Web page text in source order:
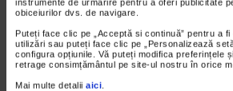
instrumente de urmărire pentru a oferi publicitate
obiceiurilor dvs. de navigare.
Puteți face clic pe „Acceptă si continuă” pentru a
utilizări sau puteți face clic pe „Personalizează
configura opțiunile. Vă puteți modifica preferințele
retrage consimțământul pe site-ul nostru în orice
Mai multe detalii aici.
VIDEO